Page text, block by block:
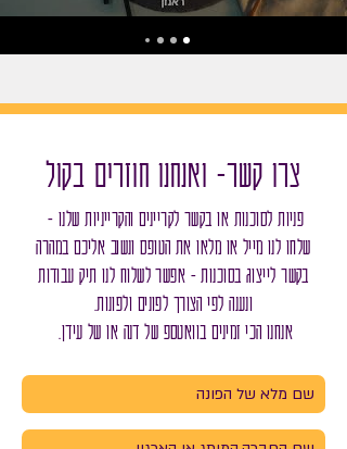
צרו קשר- ואנחנו חוזרים בקול
פניות לסוכנות או בקשר לקריינים והקרייניות שלנו -
שלחו לנו מייל או מלאו את הטופס ונשוב אליכם במהרה
בקשר לייצוג בסוכנות - אפשר לשלוח לנו תיק עבודות
ונענה לפי הצורך לפונים ולפונות.
אנחנו הכי זמינים בוואטספ של דנה או של עידן